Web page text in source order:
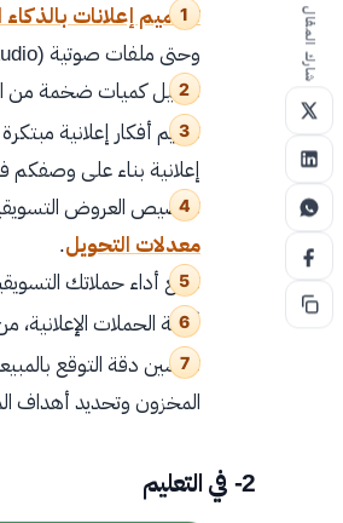
تصميم إعلانات
وحتى ملفات صوتية (Audio).
تحليل كميات ضخمة من
تقديم أفكار إعلانية
إعلانية بناء على وصفكم
تخصيص العروض
معدلات التحويل.
توقع أداء حملاتك
أتمتة الحملات الإعلانية،
تحسين دقة التوقع
المخزون وتحديد أهداف
2- في التعليم
شارك المقال